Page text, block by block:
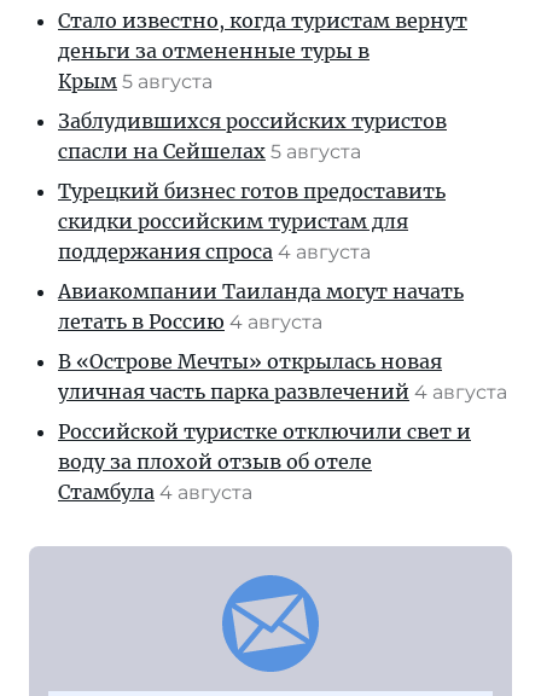
Стало известно, когда туристам вернут
деньги за отмененные туры в
Крым 5 августа
Заблудившихся российских туристов
спасли на Сейшелах 5 августа
Турецкий бизнес готов предоставить
скидки российским туристам для
поддержания спроса 4 августа
Авиакомпании Таиланда могут начать
летать в Россию 4 августа
В «Острове Мечты» открылась новая
уличная часть парка развлечений 4 августа
Российской туристке отключили свет и
воду за плохой отзыв об отеле
Стамбула 4 августа